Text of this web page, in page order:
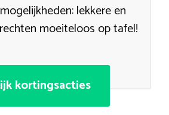
lekkere en
moeiteloos op tafel!
kortingsacties